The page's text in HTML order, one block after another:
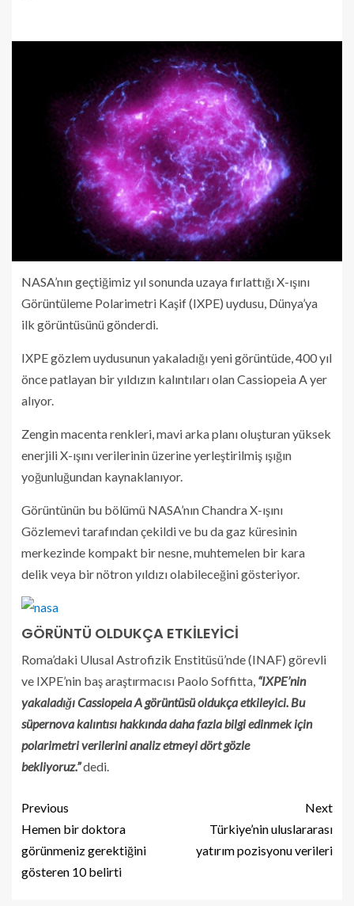
NASA’nın geçtiğimiz yıl sonunda uzaya fırlattığı X-ışını
Görüntüleme Polarimetri Kaşif (IXPE) uydusu, Dünya’ya
ilk görüntüsünü gönderdi.
IXPE gözlem uydusunun yakaladığı yeni görüntüde, 400 yıl
önce patlayan bir yıldızın kalıntıları olan Cassiopeia A yer
alıyor.
Zengin macenta renkleri, mavi arka planı oluşturan yüksek
enerjili X-ışını verilerinin üzerine yerleştirilmiş ışığın
yoğunluğundan kaynaklanıyor.
Görüntünün bu bölümü NASA’nın Chandra X-ışını
Gözlemevi tarafından çekildi ve bu da gaz küresinin
merkezinde kompakt bir nesne, muhtemelen bir kara
delik veya bir nötron yıldızı olabileceğini gösteriyor.
GÖRÜNTÜ OLDUKÇA ETKİLEYİCİ
Roma’daki Ulusal Astrofizik Enstitüsü’nde (INAF) görevli
ve IXPE’nin baş araştırmacısı Paolo Soffitta, “IXPE’nin
yakaladığı Cassiopeia A görüntüsü oldukça etkileyici. Bu
süpernova kalıntısı hakkında daha fazla bilgi edinmek için
polarimetri verilerini analiz etmeyi dört gözle
bekliyoruz.”dedi.
Previous
Hemen bir doktora
görünmeniz gerektiğini
gösteren 10 belirti
Next
Türkiye’nin uluslararası
yatırım pozisyonu verileri